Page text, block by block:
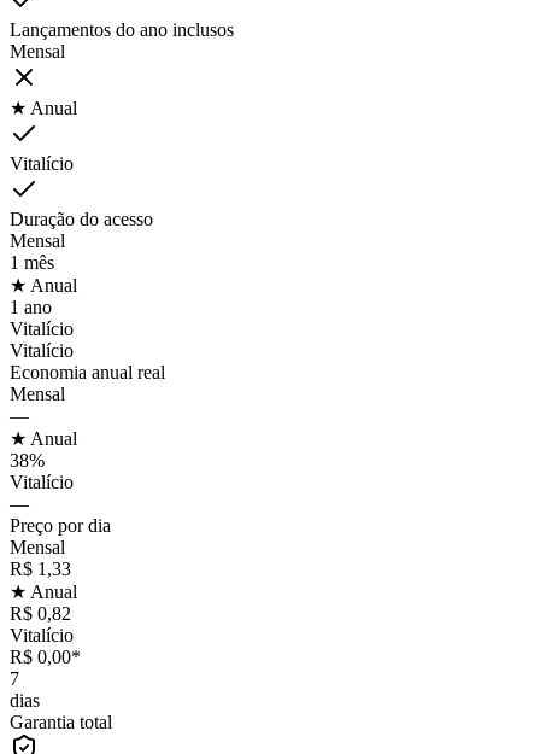
Lançamentos do ano inclusos
Mensal
★ Anual
Vitalício
Duração do acesso
Mensal
1 mês
★ Anual
1 ano
Vitalício
Vitalício
Economia anual real
Mensal
—
★ Anual
38%
Vitalício
—
Preço por dia
Mensal
R$ 1,33
★ Anual
R$ 0,82
Vitalício
R$ 0,00*
7
dias
Garantia total